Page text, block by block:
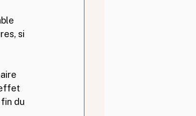
si
du